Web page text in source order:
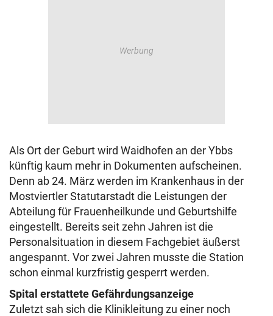
Als Ort der Geburt wird Waidhofen an der Ybbs
künftig kaum mehr in Dokumenten aufscheinen.
Denn ab 24. März werden im Krankenhaus in der
Mostviertler Statutarstadt die Leistungen der
Abteilung für Frauenheilkunde und Geburtshilfe
eingestellt. Bereits seit zehn Jahren ist die
Personalsituation in diesem Fachgebiet äußerst
angespannt. Vor zwei Jahren musste die Station
schon einmal kurzfristig gesperrt werden.
Spital erstattete Gefährdungsanzeige
Zuletzt sah sich die Klinikleitung zu einer noch